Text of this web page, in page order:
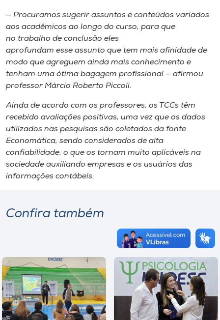
— Procuramos sugerir assuntos e conteúdos variados
aos acadêmicos ao longo do curso, para que
no trabalho de conclusão eles
aprofundam esse assunto que tem mais afinidade de
modo que agreguem ainda mais conhecimento e
tenham uma ótima bagagem profissional — afirmou
professor Márcio Roberto Piccoli.
Ainda de acordo com os professores, os TCCs têm
recebido avaliações positivas, uma vez que os dados
utilizados nas pesquisas são coletados da fonte
Economática, sendo considerados de alta
confiabilidade, o que os tornam muito aplicáveis na
sociedade auxiliando empresas e os usuários das
informações contábeis.
Confira também